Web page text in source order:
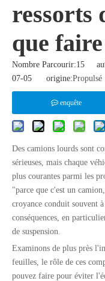
ressorts
que
Nombre Parcourir:15
07-05 origine:Propulsé
enquête
Des camions lourds sont
sérieuses, mais chaque
plus courantes parmi les
"parce que c'est un
croyance conduit souvent
conséquences, en
de suspension.
Examinons de plus près
feuilles, le rôle de ces
pouvez faire pour éviter